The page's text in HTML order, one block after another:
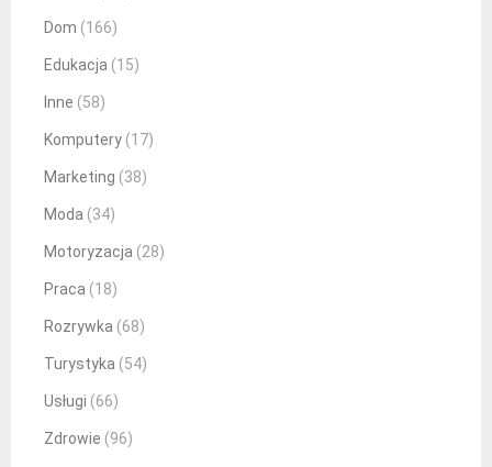
Dom (166)
Edukacja (15)
Inne (58)
Komputery (17)
Marketing (38)
Moda (34)
Motoryzacja (28)
Praca (18)
Rozrywka (68)
Turystyka (54)
Usługi (66)
Zdrowie (96)